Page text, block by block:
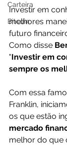
Carteira
Bitcoin
Investir em
melhores
futuro
Como disse
"Investir em
sempre os
Com essa
Franklin,
os que estão
mercado
melhor do que